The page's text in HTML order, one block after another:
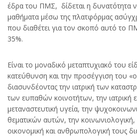
έδρα του ΠΜΣ, δίδεται η δυνατότητα
μαθήματα μέσω της πλατφόρμας
που διαθέτει για τον σκοπό αυτό το
35%.
Είναι το μοναδικό μεταπτυχιακό του
κατεύθυνση και την προσέγγιση του
διασυνδέοντας την ιατρική των
των ευπαθών κοινοτήτων, την ιατρική
μεταναστευτική υγεία, την
θεματικών αυτών, την κοινωνιολογική,
οικονομική και ανθρωπολογική τους